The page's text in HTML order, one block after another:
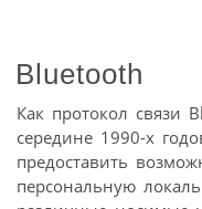
Bluetooth
Как протокол связи
середине 1990-х
предоставить
персональную